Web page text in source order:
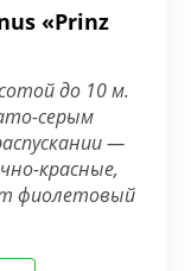
«Prinz
до 10 м.
серым
—
красные,
фиолетовый